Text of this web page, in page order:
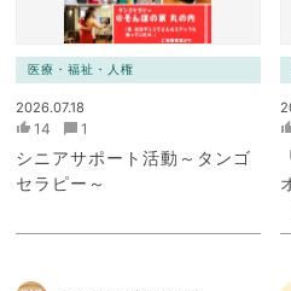
医療・福祉・人権
2026.07.18
14 1
シニアサポート活動～タンゴ
セラピー～